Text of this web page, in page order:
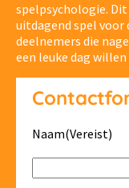
spelpsychologie. Dit
uitdagend spel voor
deelnemers die
een leuke dag
Naam(Vereist)